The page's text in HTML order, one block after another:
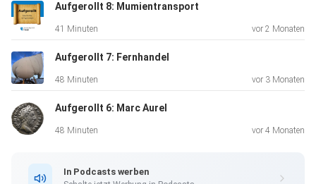
Aufgerollt 8: Mumientransport
41 Minuten vor 2 Monaten
Aufgerollt 7: Fernhandel
48 Minuten vor 3 Monaten
Aufgerollt 6: Marc Aurel
48 Minuten vor 4 Monaten
In Podcasts werben